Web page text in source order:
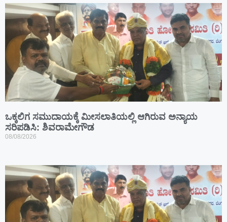
ಒಕ್ಕಲಿಗ ಸಮುದಾಯಕ್ಕೆ ಮೀಸಲಾತಿಯಲ್ಲಿ ಆಗಿರುವ ಅನ್ಯಾಯ
ಸರಿಪಡಿಸಿ: ಶಿವರಾಮೇಗೌಡ
08/08/2026